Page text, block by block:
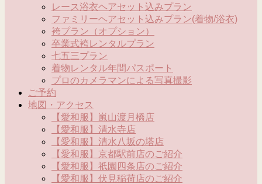
レース浴衣ヘアセット込みプラン
ファミリーヘアセット込みプラン(着物/浴衣)
袴プラン（オプション）
卒業式袴レンタルプラン
七五三プラン
着物レンタル年間パスポート
プロのカメラマンによる写真撮影
ご予約
地図・アクセス
【愛和服】嵐山渡月橋店
【愛和服】清水寺店
【愛和服】清水八坂の塔店
【愛和服】京都駅前店のご紹介
【愛和服】祇園四条店のご紹介
【愛和服】伏見稲荷店のご紹介